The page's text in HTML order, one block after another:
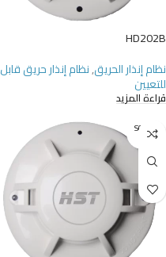
HD202B
نظام إنذار الحريق,نظام إنذار حريق قابل
للتعيين
قراءة المزيد
SOLD O
UT